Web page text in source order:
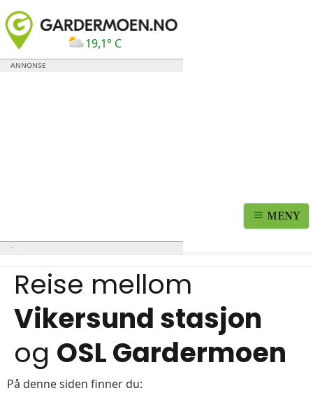
19,1° C
MENY
Reise mellom
Vikersund stasjon
og OSL Gardermoen
På denne siden finner du: